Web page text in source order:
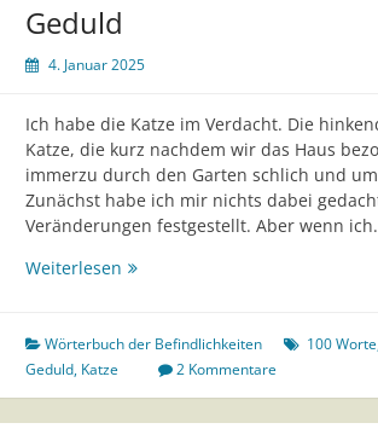
Geduld
4. Januar 2025
Ich habe die Katze im Verdacht. Die
Katze, die kurz nachdem wir das Haus
immerzu durch den Garten schlich und
Zunächst habe ich mir nichts dabei
Veränderungen festgestellt. Aber wenn
Weiterlesen Geduld
Wörterbuch der Befindlichkeiten 100 Worte
Geduld, Katze 2 Kommentare